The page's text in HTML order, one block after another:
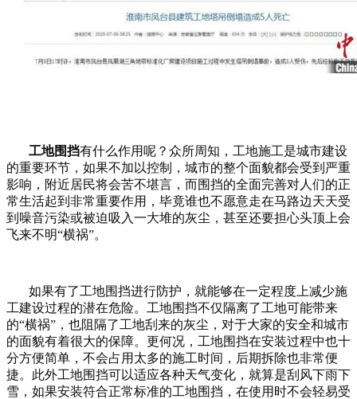
工地围挡有什么作用呢？众所周知，工地施工是城市建设
的重要环节，如果不加以控制，城市的整个面貌都会受到严重
影响，附近居民将会苦不堪言，而围挡的全面完善对人们的正
常生活起到非常重要作用，毕竟谁也不愿意走在马路边天天受
到噪音污染或被迫吸入一大堆的灰尘，甚至还要担心头顶上会
飞来不明“横祸”。
如果有了工地围挡进行防护，就能够在一定程度上减少施
工建设过程的潜在危险。工地围挡不仅隔离了工地可能带来
的“横祸”，也阻隔了工地刮来的灰尘，对于大家的安全和城市
的面貌有着很大的保障。更何况，工地围挡在安装过程中也十
分方便简单，不会占用太多的施工时间，后期拆除也非常便
捷。此外工地围挡可以适应各种天气变化，就算是刮风下雨下
雪，如果安装符合正常标准的工地围挡，在使用时不会轻易受